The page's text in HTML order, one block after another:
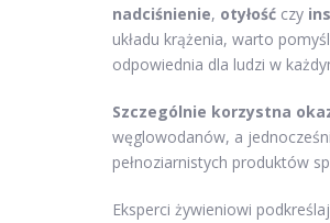
nadciśnienie, otyłość czy
układu krążenia, warto
odpowiednia dla ludzi w
Szczególnie korzystna
węglowodanów, a
pełnoziarnistych produktów
Eksperci żywieniowi